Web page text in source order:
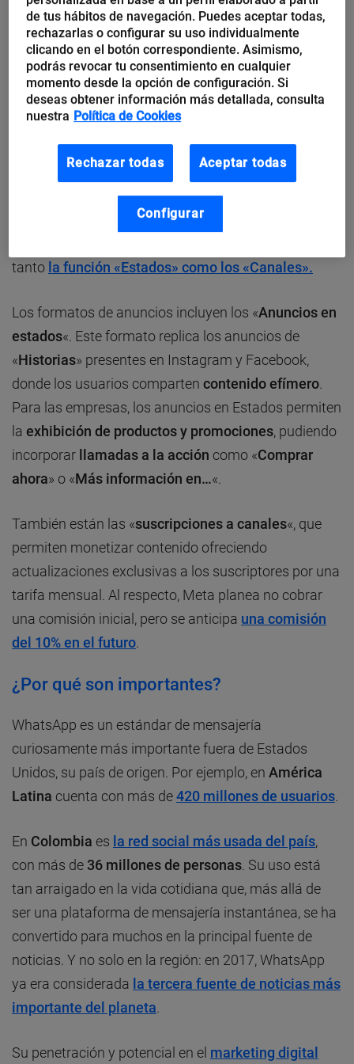
por los cuales Meta cobraba según el volumen y el
tipo de mensajes.
¿Cómo funcionarán los anuncios?
Empecemos aclarando lo más importante para
muchos: los anuncios publicitariosno aparecerán en
los chats de los usuarios ni en el listado de sus
. Los anuncios se mostrarán
exclusivamente dentro de la pestaña «Novedades»
tanto la función «Estados» como los «Canales».
Los formatos de anuncios incluyen los «Anuncios en
estados«. Este formato replica los anuncios de
«Historias» presentes en Instagram y Facebook,
donde los usuarios comparten contenido efímero
Para las empresas, los anuncios en Estados permiten
la exhibición de productos y promociones, pudiendo
incorporar llamadas a la acción como «Comprar
ahora» o «Más información en…«.
También están las «suscripciones a canales«, que
permiten monetizar contenido ofreciendo
actualizaciones exclusivas a los suscriptores por una
tarifa mensual. Al respecto, Meta planea no cobrar
una comisión inicial, pero se anticipa una comisión
del 10%en el futuro
¿Por qué son importantes?
WhatsApp es un estándar de mensajería
curiosamente más importante fuera de Estados
Unidos, su país de origen. Por ejemplo, en América
Latina cuenta con más de420 millones de usuarios
En Colombia es la red social más usada del país,
con más de 36 millones de personas . Su uso está
tan arraigado en la vida cotidiana que, más allá de
ser una plataforma de mensajería instantánea, se ha
convertido para muchos en la principal fuente de
noticias. Y no solo en la región: en 2017, WhatsApp
ya era considerada la tercera fuente de noticias más
importante del planeta
Su penetración y potencial en el marketing digital
de tus hábitos de navegación. Puedes aceptar todas,
rechazarlas o configurar su uso individualmente
clicando en el botón correspondiente. Asimismo,
podrás revocar tu consentimiento en cualquier
momento desde la opción de configuración. Si
deseas obtener información más detallada, consulta
nuestra Política de Cookies
Rechazar todas Aceptar todas
Configurar